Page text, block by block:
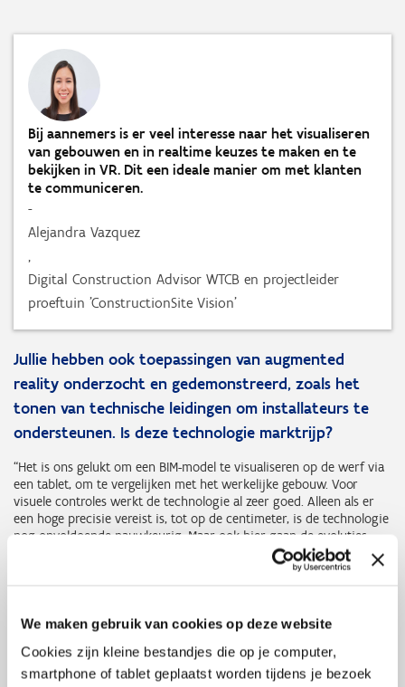
We maken gebruik van cookies op deze website
Cookies zijn kleine bestandjes die op je computer,
smartphone of tablet geplaatst worden tijdens je bezoek
Bij aannemers is er veel interesse naar het visualiseren
van gebouwen en in realtime keuzes te maken en te
bekijken in VR. Dit een ideale manier om met klanten
te communiceren.
-
Alejandra Vazquez
,
Digital Construction Advisor WTCB en projectleider
proeftuin 'ConstructionSite Vision'
Jullie hebben ook toepassingen van augmented
reality onderzocht en gedemonstreerd, zoals het
tonen van technische leidingen om installateurs te
ondersteunen. Is deze technologie marktrijp?
“Het is ons gelukt om een BIM-model te visualiseren op de werf via
een tablet, om te vergelijken met het werkelijke gebouw. Voor
visuele controles werkt de technologie al zeer goed. Alleen als er
een hoge precisie vereist is, tot op de centimeter, is de technologie
nog onvoldoende nauwkeurig. Maar ook hier gaan de evoluties
snel, dus we gaan er zeker van uit dat aannemers er op termijn
De proeftuin werd drie jaar geleden opgestart, is er
op technologisch vlak veel veranderd de voorbije drie
jaar?